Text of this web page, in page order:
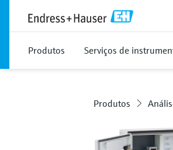
Produtos Serviços de
Produtos